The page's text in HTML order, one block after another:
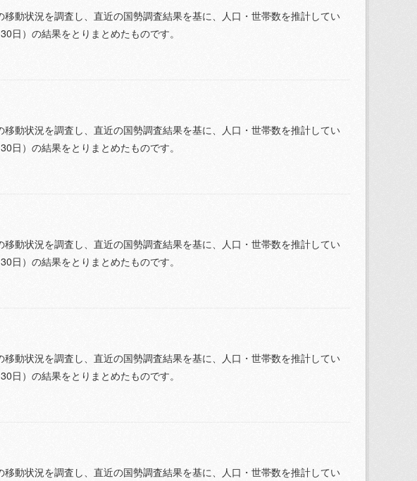
動状況を調査し、直近の国勢調査結果を基に、人口・世帯数を推計してい
日）の結果をとりまとめたものです。
動状況を調査し、直近の国勢調査結果を基に、人口・世帯数を推計してい
日）の結果をとりまとめたものです。
動状況を調査し、直近の国勢調査結果を基に、人口・世帯数を推計してい
日）の結果をとりまとめたものです。
動状況を調査し、直近の国勢調査結果を基に、人口・世帯数を推計してい
日）の結果をとりまとめたものです。
動状況を調査し、直近の国勢調査結果を基に、人口・世帯数を推計してい